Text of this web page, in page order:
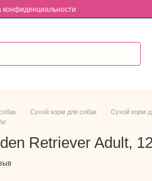
конфиденциальности
Сухой корм для собак
Сухой корм
Retriever Adult,